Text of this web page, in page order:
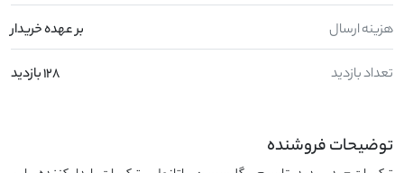
هزینه ارسال بر عهده خریدار
تعداد بازدید 128 بازدید
توضیحات فروشنده